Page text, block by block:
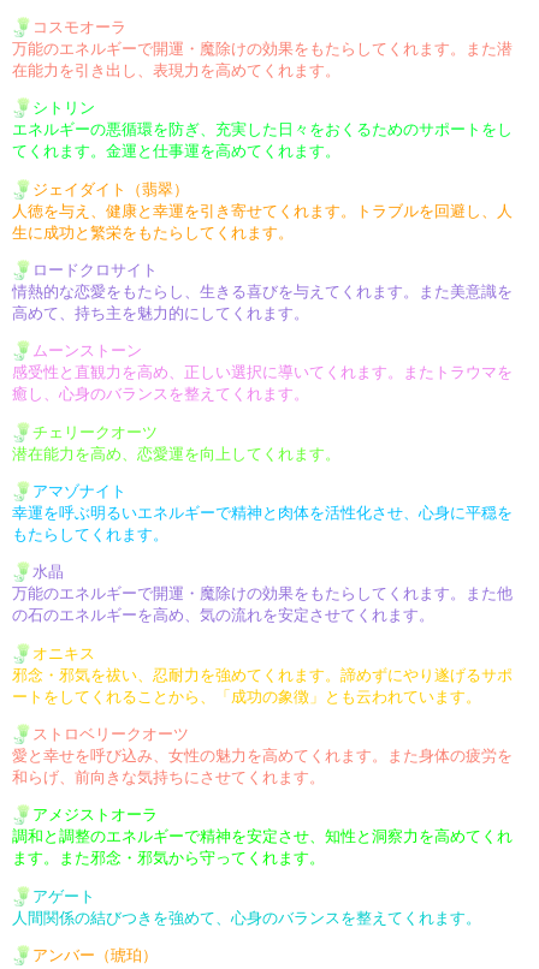
コスモオーラ
万能のエネルギーで開運・魔除けの効果をもたらしてくれます。
また潜
在能力を引き出し、表現力 を高めてくれます。
シトリン
エネルギーの悪循環を防ぎ、充実した日々をおくるためのサポートを し
てくれます。 金運と仕事運を高めてくれます。
ジェイダイト（翡翠）
人徳を与え、健康と幸運を引き 寄せてくれます。
トラブルを回避し、人
生に成功と 繁栄をもたらしてくれます。
ロードクロサイト
情熱的な恋愛をもたらし、生きる喜びを与えてくれます。
また美意識を
高めて、持ち主を魅力的にしてくれます。
ムーンストーン
感受性と直観力を高め、正しい選択に導いてくれます。
またトラウマを
癒し、心身のバランスを整えてくれます。
チェリークオーツ
潜在能力を高め、恋愛運を向上 してくれます。
アマゾナイト
幸運を呼ぶ明るいエネルギーで精神と肉体を活性化させ、心身に平穏を
もたらしてくれます。
水晶
万能のエネルギーで開運・魔除けの効果をもたらしてくれます。
また他
の石のエネルギーを高め、 気の流れを安定させてくれます。
オニキス
邪念・邪気を祓い、忍耐力を強めて くれます。 諦めずにやり遂げるサポ
ートを してくれることから、「成功の象徴」 とも云われています。
ストロベリークオーツ
愛と幸せを呼び込み、女性の魅力 を高めてくれます。
また身体の疲労を
和らげ、前向きな気持ちにさせてくれます。
アメジストオーラ
調和と調整のエネルギーで精神を安定させ、知性と洞察力を高めて くれ
ます。
また邪念・邪気から守ってくれます。
アゲート
人間関係の結びつきを強めて、 心身のバランスを整えてくれます。
アンバー（琥珀）